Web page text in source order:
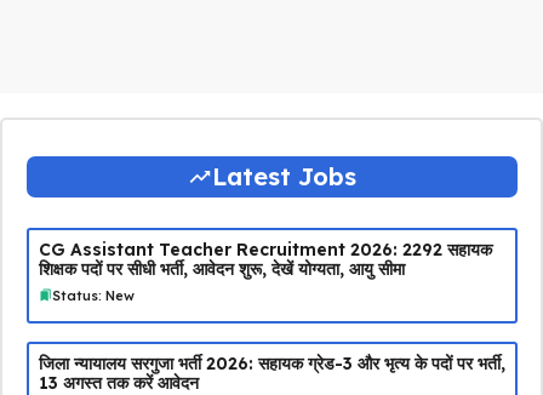
Latest Jobs
CG Assistant Teacher Recruitment 2026: 2292 सहायक
शिक्षक पदों पर सीधी भर्ती, आवेदन शुरू, देखें योग्यता, आयु सीमा
Status: New
जिला न्यायालय सरगुजा भर्ती 2026: सहायक ग्रेड-3 और भृत्य के पदों पर भर्ती,
13 अगस्त तक करें आवेदन